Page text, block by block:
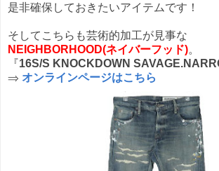
是非確保しておきたいアイテムです！
そしてこちらも芸術的加工が見事な
NEIGHBORHOOD(ネイバーフッド)。
『16S/S KNOCKDOWN
⇒ オンラインページはこちら